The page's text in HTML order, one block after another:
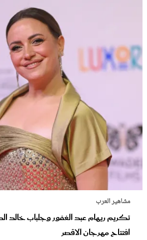
مشاهير العرب
تكريم ريهام عبد الغفور وجلباب خالد
افتتاح مهرجان الاقصر